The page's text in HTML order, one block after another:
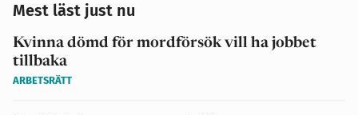
Mest läst just nu
Kvinna dömd för mordförsök vill ha jobbet
tillbaka
ARBETSRÄTT